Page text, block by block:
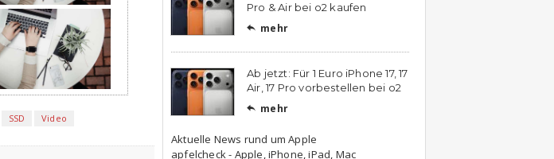
SSD Video
Pro & Air bei o2 kaufen
 mehr
Ab jetzt: Für 1 Euro iPhone 17, 17
Air, 17 Pro vorbestellen bei o2
 mehr
Aktuelle News rund um Apple
apfelcheck - Apple, iPhone, iPad, Mac